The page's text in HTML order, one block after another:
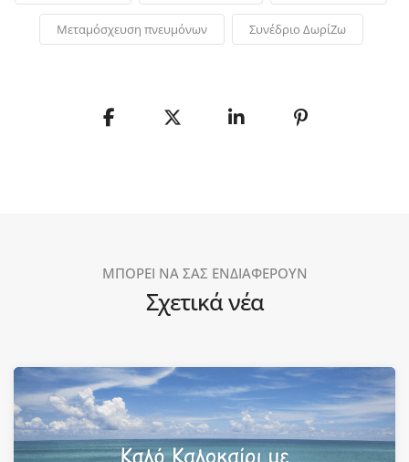
Μεταμόσχευση πνευμόνων Συνέδριο ΔωρίΖω
ΜΠΟΡΕΙ ΝΑ ΣΑΣ ΕΝΔΙΑΦΕΡΟΥΝ
Σχετικά νέα